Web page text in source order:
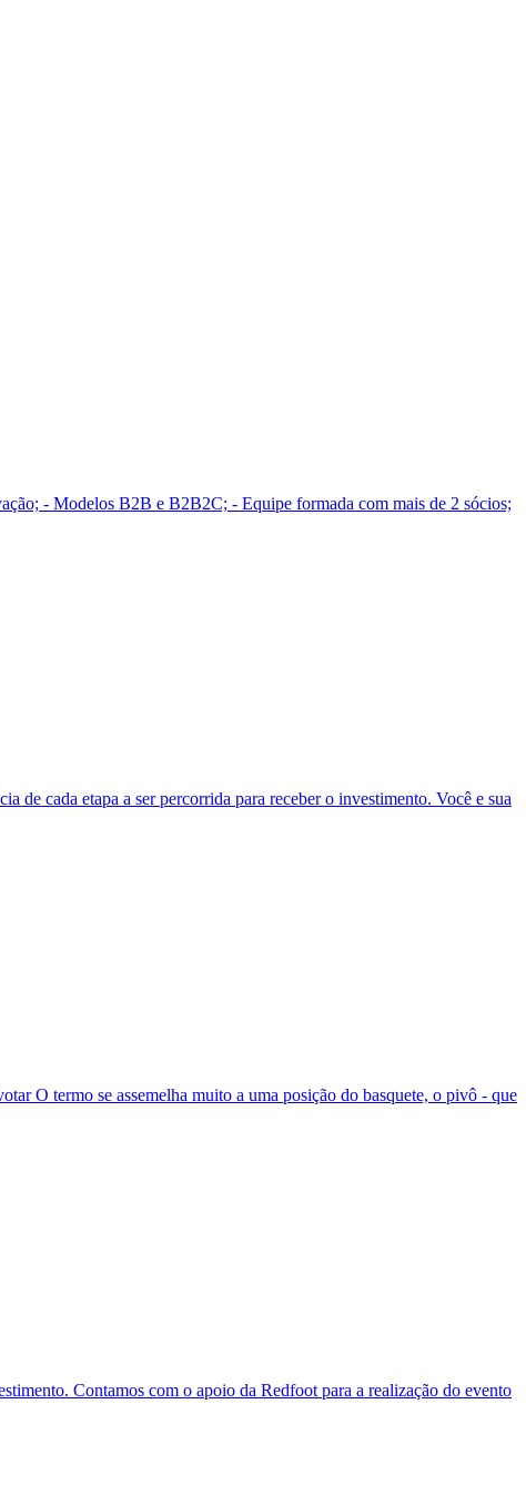
- Modelos B2B e B2B2C; - Equipe formada com mais de 2 sócios;
de cada etapa a ser percorrida para receber o investimento. Você e sua
O termo se assemelha muito a uma posição do basquete, o pivô - que
Contamos com o apoio da Redfoot para a realização do evento